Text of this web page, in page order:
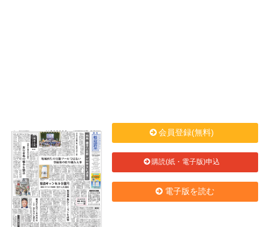
会員登録(無料)
購読(紙・電子版)申込
電子版を読む